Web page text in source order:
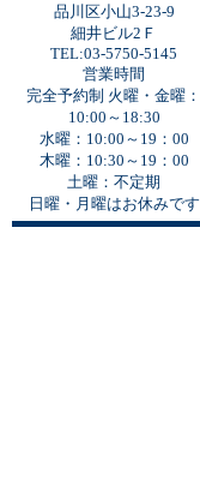
品川区小山3-23-9
細井ビル2Ｆ
TEL:03-5750-5145
営業時間
完全予約制 火曜・金曜：
10:00～18:30
水曜：10:00～19：00
木曜：10:30～19：00
土曜：不定期
日曜・月曜はお休みです